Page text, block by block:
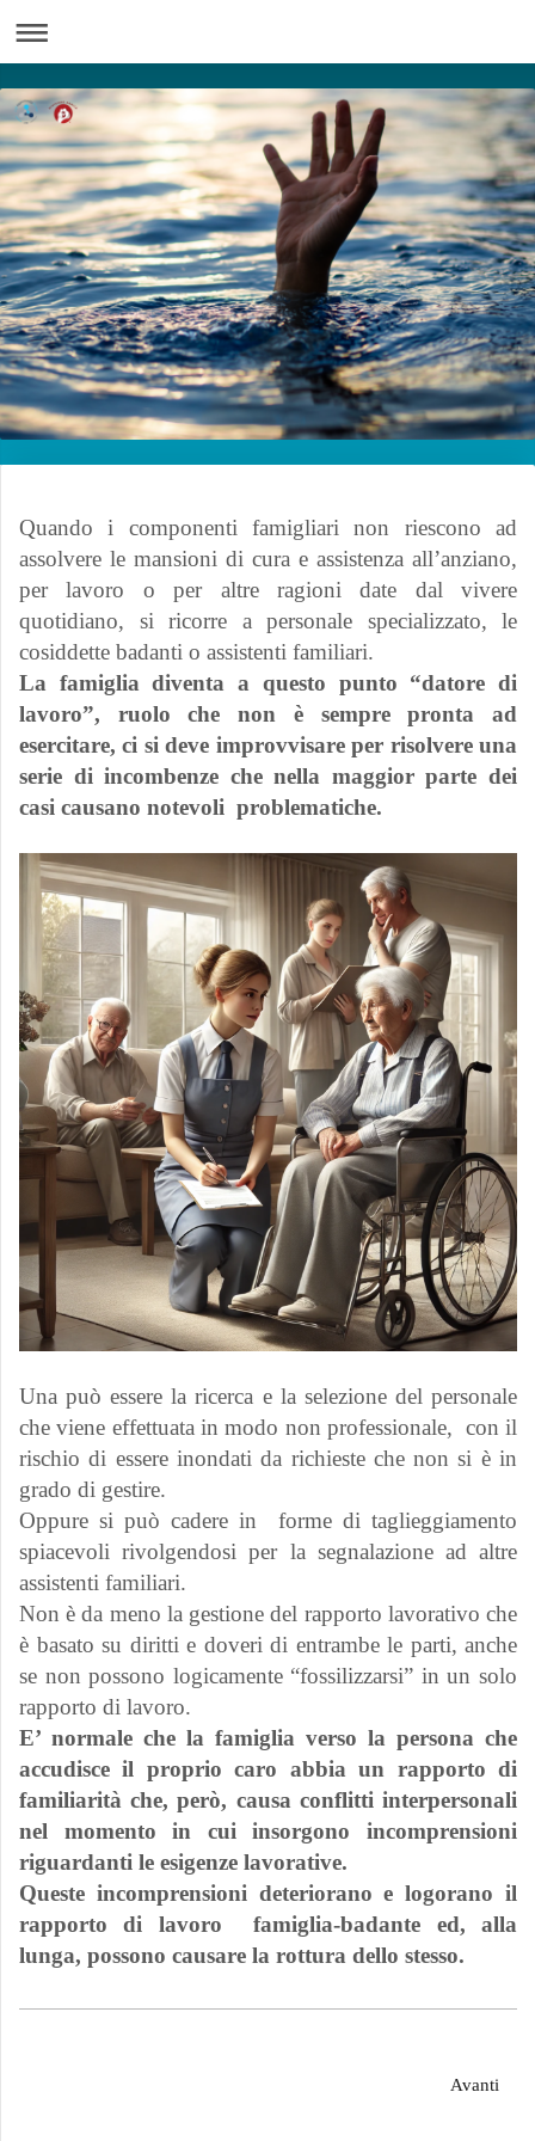
Quando i componenti famigliari non riescono ad
assolvere le mansioni di cura e assistenza all’anziano,
per lavoro o per altre ragioni date dal vivere
quotidiano, si ricorre a personale specializzato, le
cosiddette badanti o assistenti familiari.
La famiglia diventa a questo punto “datore di
lavoro”, ruolo che non è sempre pronta ad
esercitare, ci si deve improvvisare per risolvere una
serie di incombenze che nella maggior parte dei
casi causano notevoli problematiche.
Una può essere la ricerca e la selezione del personale
che viene effettuata in modo non professionale, con il
rischio di essere inondati da richieste che non si è in
grado di gestire.
Oppure si può cadere in forme di taglieggiamento
spiacevoli rivolgendosi per la segnalazione ad altre
assistenti familiari.
Non è da meno la gestione del rapporto lavorativo che
è basato su diritti e doveri di entrambe le parti, anche
se non possono logicamente “fossilizzarsi” in un solo
rapporto di lavoro.
E’ normale che la famiglia verso la persona che
accudisce il proprio caro abbia un rapporto di
familiarità che, però, causa conflitti interpersonali
nel momento in cui insorgono incomprensioni
riguardanti le esigenze lavorative.
Queste incomprensioni deteriorano e logorano il
rapporto di lavoro famiglia-badante ed, alla
lunga, possono causare la rottura dello stesso.
Avanti